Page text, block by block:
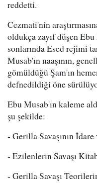
reddetti.
Cezmati'nin
oldukça zayıf düşen Ebu
sonlarında Esed rejimi
Musab'ın naaşının,
gömüldüğü Şam'ın
defnedildiği öne
Ebu Musab'ın kaleme
şu şekilde:
- Gerilla Savaşının
- Ezilenlerin Savaşı
- Gerilla Savaşı